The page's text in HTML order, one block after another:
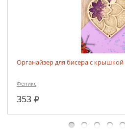
Органайзер для бисера с крышкой
Феникс
353 руб.